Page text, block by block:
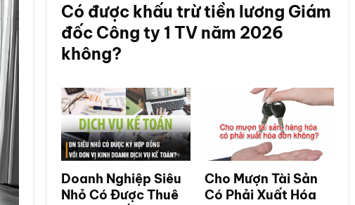
Có được khấu trừ tiền lương Giám
đốc Công ty 1 TV năm 2026
không?
Doanh Nghiệp Siêu
Nhỏ Có Được Thuê
Cho Mượn Tài Sản
Có Phải Xuất Hóa